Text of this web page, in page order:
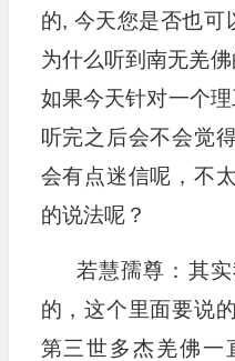
的, 今天您是否也可
为什么听到南无羌
如果今天针对一个
听完之后会不会觉
会有点迷信呢，不
的说法呢？
若慧孺尊：其
的，这个里面要说
第三世多杰羌佛一